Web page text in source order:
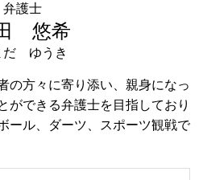
の方々に寄り添い、親身になっ
ができる弁護士を目指しており
ール、ダーツ、スポーツ観戦で
弁護士
悠希
だ ゆうき